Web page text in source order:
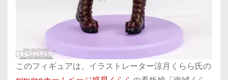
このフィギュアは、イラストレーター涼月くらら氏の